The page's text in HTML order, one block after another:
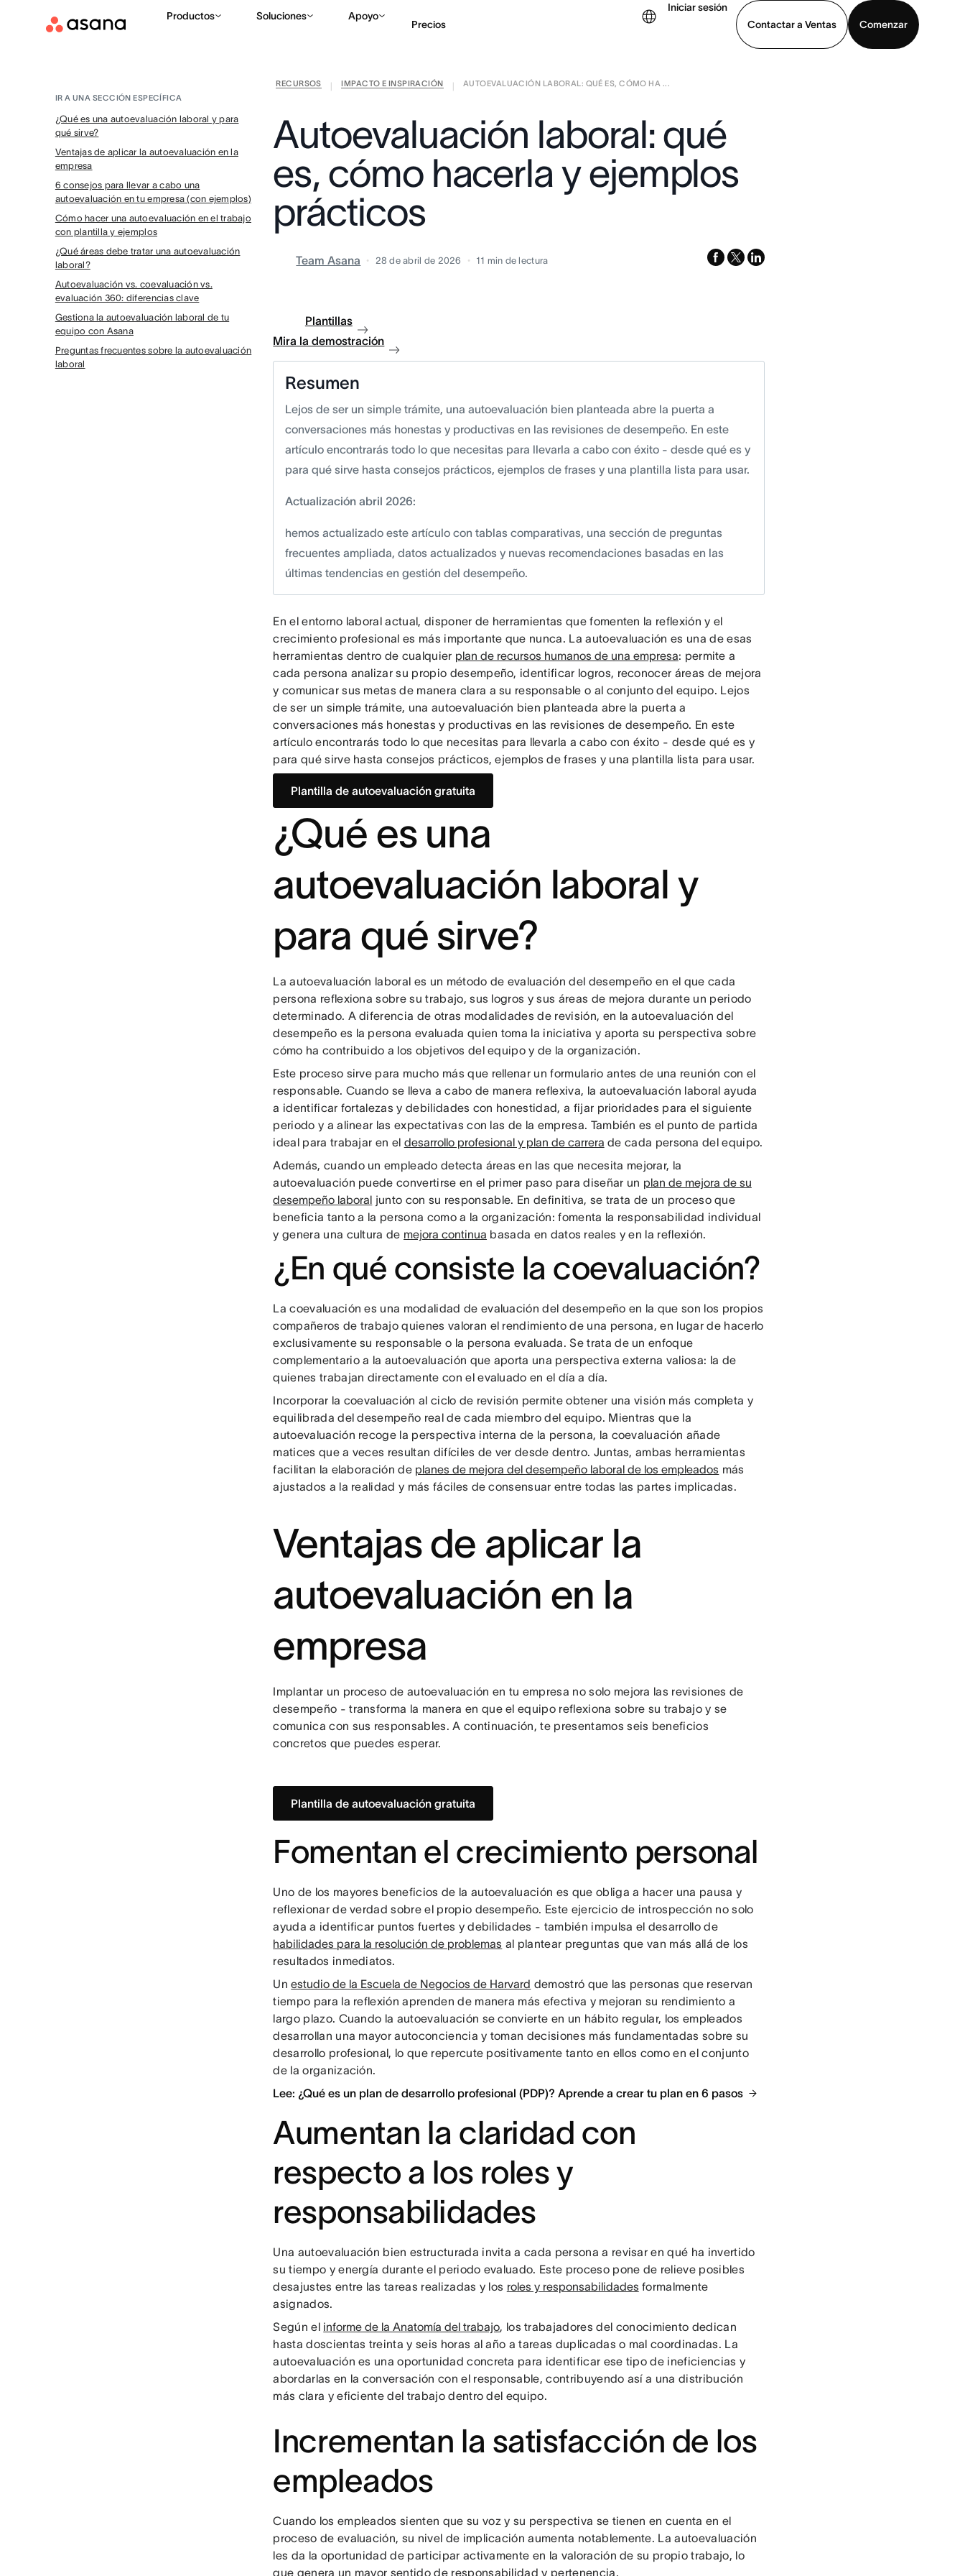
Productos Soluciones Apoyo
Precios
Iniciar sesión
Contactar a Ventas
Comenzar
Contactar a Ventas Ver demo
RECURSOS IMPACTO E INSPIRACIÓN AUTOEVALUACIÓN LABORAL: QUÉ ES, CÓMO HA ...
Autoevaluación laboral: qué
es, cómo hacerla y ejemplos
prácticos
Team Asana 28 de abril de 2026 11 min de lectura facebook
x-
linkedin
IR A UNA SECCIÓN ESPECÍFICA
¿Qué es una autoevaluación laboral y para
qué sirve?
Ventajas de aplicar la autoevaluación en la
empresa
6 consejos para llevar a cabo una
autoevaluación en tu empresa (con ejemplos)
Cómo hacer una autoevaluación en el trabajo
con plantilla y ejemplos
¿Qué áreas debe tratar una autoevaluación
laboral?
Autoevaluación vs. coevaluación vs.
evaluación 360: diferencias clave
Gestiona la autoevaluación laboral de tu
equipo con Asana
Preguntas frecuentes sobre la autoevaluación
laboral
Plantillas
Mira la demostración
Resumen
Lejos de ser un simple trámite, una autoevaluación bien planteada abre la puerta a
conversaciones más honestas y productivas en las revisiones de desempeño. En este
artículo encontrarás todo lo que necesitas para llevarla a cabo con éxito - desde qué es y
para qué sirve hasta consejos prácticos, ejemplos de frases y una plantilla lista para usar.
Actualización abril 2026:
hemos actualizado este artículo con tablas comparativas, una sección de preguntas
frecuentes ampliada, datos actualizados y nuevas recomendaciones basadas en las
últimas tendencias en gestión del desempeño.
En el entorno laboral actual, disponer de herramientas que fomenten la reflexión y el
crecimiento profesional es más importante que nunca. La autoevaluación es una de esas
herramientas dentro de cualquier plan de recursos humanos de una empresa: permite a
cada persona analizar su propio desempeño, identificar logros, reconocer áreas de mejora
y comunicar sus metas de manera clara a su responsable o al conjunto del equipo. Lejos
de ser un simple trámite, una autoevaluación bien planteada abre la puerta a
conversaciones más honestas y productivas en las revisiones de desempeño. En este
artículo encontrarás todo lo que necesitas para llevarla a cabo con éxito - desde qué es y
para qué sirve hasta consejos prácticos, ejemplos de frases y una plantilla lista para usar.
Plantilla de autoevaluación gratuita
¿Qué es una
autoevaluación laboral y
para qué sirve?
La autoevaluación laboral es un método de evaluación del desempeño en el que cada
persona reflexiona sobre su trabajo, sus logros y sus áreas de mejora durante un periodo
determinado. A diferencia de otras modalidades de revisión, en la autoevaluación del
desempeño es la persona evaluada quien toma la iniciativa y aporta su perspectiva sobre
cómo ha contribuido a los objetivos del equipo y de la organización.
Este proceso sirve para mucho más que rellenar un formulario antes de una reunión con el
responsable. Cuando se lleva a cabo de manera reflexiva, la autoevaluación laboral ayuda
a identificar fortalezas y debilidades con honestidad, a fijar prioridades para el siguiente
periodo y a alinear las expectativas con las de la empresa. También es el punto de partida
ideal para trabajar en el desarrollo profesional y plan de carrera de cada persona del equipo.
Además, cuando un empleado detecta áreas en las que necesita mejorar, la
autoevaluación puede convertirse en el primer paso para diseñar un plan de mejora de su
desempeño laboral junto con su responsable. En definitiva, se trata de un proceso que
beneficia tanto a la persona como a la organización: fomenta la responsabilidad individual
y genera una cultura de mejora continua basada en datos reales y en la reflexión.
¿En qué consiste la coevaluación?
La coevaluación es una modalidad de evaluación del desempeño en la que son los propios
compañeros de trabajo quienes valoran el rendimiento de una persona, en lugar de hacerlo
exclusivamente su responsable o la persona evaluada. Se trata de un enfoque
complementario a la autoevaluación que aporta una perspectiva externa valiosa: la de
quienes trabajan directamente con el evaluado en el día a día.
Incorporar la coevaluación al ciclo de revisión permite obtener una visión más completa y
equilibrada del desempeño real de cada miembro del equipo. Mientras que la
autoevaluación recoge la perspectiva interna de la persona, la coevaluación añade
matices que a veces resultan difíciles de ver desde dentro. Juntas, ambas herramientas
facilitan la elaboración de planes de mejora del desempeño laboral de los empleados más
ajustados a la realidad y más fáciles de consensuar entre todas las partes implicadas.
Ventajas de aplicar la
autoevaluación en la
empresa
Implantar un proceso de autoevaluación en tu empresa no solo mejora las revisiones de
desempeño - transforma la manera en que el equipo reflexiona sobre su trabajo y se
comunica con sus responsables. A continuación, te presentamos seis beneficios
concretos que puedes esperar.
Plantilla de autoevaluación gratuita
Fomentan el crecimiento personal
Uno de los mayores beneficios de la autoevaluación es que obliga a hacer una pausa y
reflexionar de verdad sobre el propio desempeño. Este ejercicio de introspección no solo
ayuda a identificar puntos fuertes y debilidades - también impulsa el desarrollo de
habilidades para la resolución de problemas al plantear preguntas que van más allá de los
resultados inmediatos.
Unestudio de la Escuela de Negocios de Harvard demostró que las personas que reservan
tiempo para la reflexión aprenden de manera más efectiva y mejoran su rendimiento a
largo plazo. Cuando la autoevaluación se convierte en un hábito regular, los empleados
desarrollan una mayor autoconciencia y toman decisiones más fundamentadas sobre su
desarrollo profesional, lo que repercute positivamente tanto en ellos como en el conjunto
de la organización.
Lee: ¿Qué es un plan de desarrollo profesional (PDP)? Aprende a crear tu plan en 6 pasos
Aumentan la claridad con
respecto a los roles y
responsabilidades
Una autoevaluación bien estructurada invita a cada persona a revisar en qué ha invertido
su tiempo y energía durante el periodo evaluado. Este proceso pone de relieve posibles
desajustes entre las tareas realizadas y los roles y responsabilidades formalmente
asignados.
Según el informe de la Anatomía del trabajo, los trabajadores del conocimiento dedican
hasta doscientas treinta y seis horas al año a tareas duplicadas o mal coordinadas. La
autoevaluación es una oportunidad concreta para identificar ese tipo de ineficiencias y
abordarlas en la conversación con el responsable, contribuyendo así a una distribución
más clara y eficiente del trabajo dentro del equipo.
Incrementan la satisfacción de los
empleados
Cuando los empleados sienten que su voz y su perspectiva se tienen en cuenta en el
proceso de evaluación, su nivel de implicación aumenta notablemente. La autoevaluación
les da la oportunidad de participar activamente en la valoración de su propio trabajo, lo
que genera un mayor sentido de responsabilidad y pertenencia.